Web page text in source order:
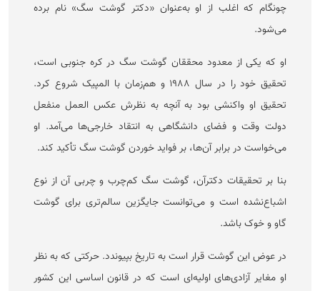
چونگام که اغلب از او به‌عنوان «دکتر گوشت سگ» نام برده
می‌شود.
او که یکی از معدود محققان گوشت سگ در کره جنوبی است،
تحقیق خود را در سال ۱۹۸۸ و هم‌زمان با المپیک شروع کرد.
تحقیق او واکنشی بود به آنچه به نظرش عکس العمل منفعل
دولت وقت و فضای دانشگاهی به انتقاد خارجی‌ها می‌آمد. او
می‌خواست در برابر آن‌ها، بر فواید خوردن گوشت سگ تأکید کند.
بنا بر تحقیقات دکترآن، گوشت سگ کم‌چرب و چربی آن از نوع
اشباع‌نشده است و می‌توانست جایگزین سالم‌تری برای گوشت
گاو و خوک باشد.
در عوض این گوشت قرار است به تاریخ بپیوندد. حرکتی که به نظر
او مغایر آزادی‌های اولیه‌ای است که در قانون اساسی این کشور